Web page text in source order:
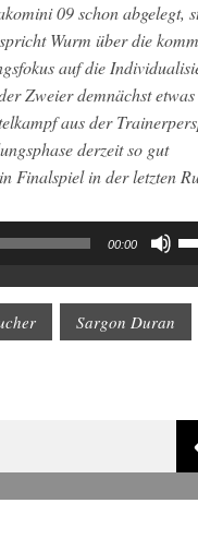
09 schon abgelegt,
Wurm über die
auf die
Zweier demnächst
aus der
derzeit so gut
Finalspiel in der letzten
00:00
um
die
Sargon Duran